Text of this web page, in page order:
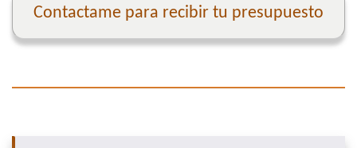
Contactame para recibir tu presupuesto